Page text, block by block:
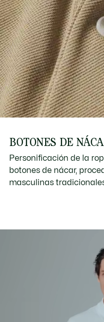
BOTONES DE
Personificación de la
botones de nácar,
masculinas